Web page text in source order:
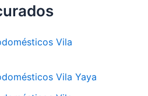
Vila
Vila Yaya